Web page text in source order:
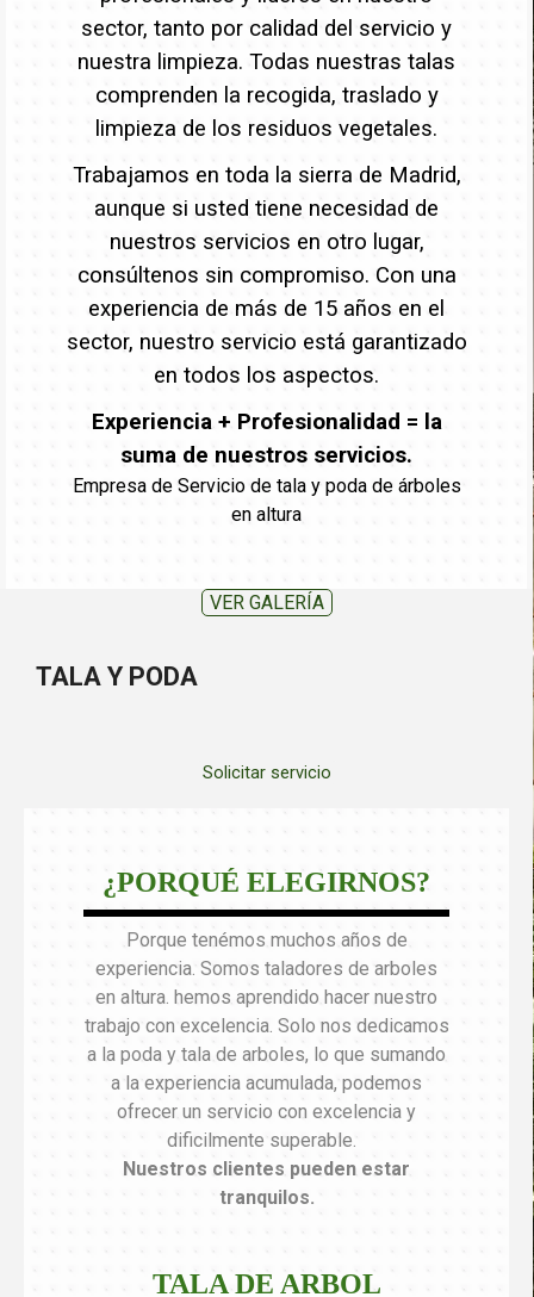
sector, tanto por calidad del servicio y
nuestra limpieza. Todas nuestras talas
comprenden la recogida, traslado y
limpieza de los residuos vegetales.
Trabajamos en toda la sierra de Madrid,
aunque si usted tiene necesidad de
nuestros servicios en otro lugar,
consúltenos sin compromiso. Con una
experiencia de más de 15 años en el
sector, nuestro servicio está garantizado
en todos los aspectos.
Experiencia + Profesionalidad = la
suma de nuestros servicios.
Empresa de Servicio de tala y poda de árboles
en altura
VER GALERÍA
TALA Y PODA
Solicitar servicio
¿PORQUÉ ELEGIRNOS?
Porque tenémos muchos años de
experiencia. Somos taladores de arboles
en altura. hemos aprendido hacer nuestro
trabajo con excelencia. Solo nos dedicamos
a la poda y tala de arboles, lo que sumando
a la experiencia acumulada, podemos
ofrecer un servicio con excelencia y
dificilmente superable.
Nuestros clientes pueden estar
tranquilos.
TALA DE ARBOL